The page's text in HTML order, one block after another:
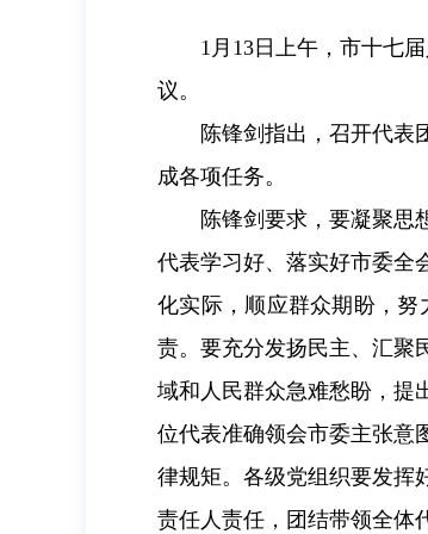
1月13日上午，市十七
议。
陈锋剑指出，召开代表
成各项任务。
陈锋剑要求，要凝聚思
代表学习好、落实好市委全
化实际，顺应群众期盼，
责。要充分发扬民主、汇聚
域和人民群众急难愁盼，提
位代表准确领会市委主张意
律规矩。各级党组织要发挥
责任人责任，团结带领全体